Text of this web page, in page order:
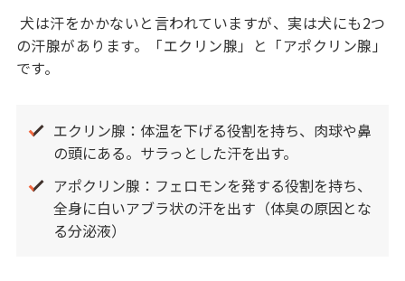
犬は汗をかかないと言われていますが、実は犬にも2つ
の汗腺があります。「エクリン腺」と「アポクリン腺」
です。
エクリン腺：体温を下げる役割を持ち、肉球や鼻
の頭にある。サラっとした汗を出す。
アポクリン腺：フェロモンを発する役割を持ち、
全身に白いアブラ状の汗を出す（体臭の原因とな
る分泌液）